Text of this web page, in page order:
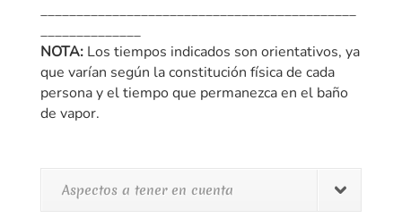
____________________________________________
______________
NOTA:Los tiempos indicados son orientativos, ya
que varían según la constitución física de cada
persona y el tiempo que permanezca en el baño
de vapor.
Aspectos a tener en cuenta